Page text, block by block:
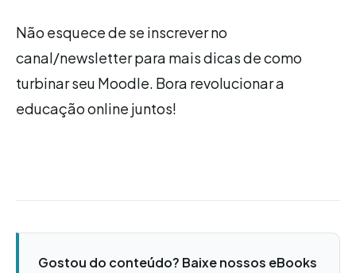
Não esquece de se inscrever no
canal/newsletter para mais dicas de como
turbinar seu Moodle. Bora revolucionar a
educação online juntos!
Gostou do conteúdo? Baixe nossos eBooks